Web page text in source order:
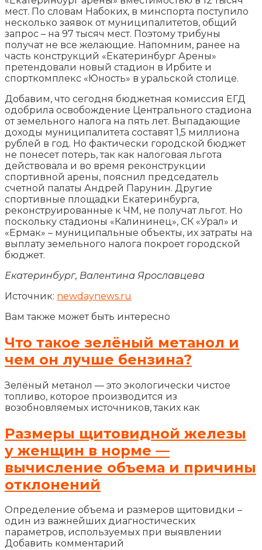
мест. По словам Набоких, в минспорта поступило
несколько заявок от муниципалитетов, общий
запрос – на 97 тысяч мест. Поэтому трибуны
получат не все желающие. Напомним, ранее на
часть конструкций «Екатеринбург Арены»
претендовали новый стадион в Ирбите и
спорткомплекс «Юность» в уральской столице.
Добавим, что сегодня бюджетная комиссия ЕГД
одобрила освобождение Центрального стадиона
от земельного налога на пять лет. Выпадающие
доходы муниципалитета составят 1,5 миллиона
рублей в год. Но фактически городской бюджет
не понесет потерь, так как налоговая льгота
действовала и во время реконструкции
спортивной арены, пояснил председатель
счетной палаты Андрей Парунин. Другие
спортивные площадки Екатеринбурга,
реконструированные к ЧМ, не получат льгот. Но
поскольку стадионы «Калининец», СК «Урал» и
«Ермак» – муниципальные объекты, их затраты на
выплату земельного налога покроет городской
бюджет.
Екатеринбург, Валентина Ярославцева
Источник: newdaynews.ru
Вам также может быть интересно
Что такое зелёный метанол и
чем он лучше бензина?
Зелёный метанол — это экологически чистое
топливо, которое производится из
возобновляемых источников, таких как
Размеры щитовидной железы
у женщин в норме —
вычисление объема и причины
отклонений
Определение объема и размеров щитовидки –
один из важнейших диагностических
параметров, используемых при выявлении
Добавить комментарий